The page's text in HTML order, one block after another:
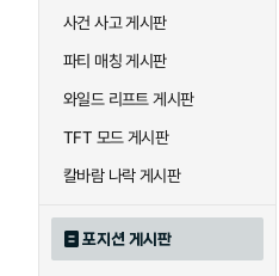
사건 사고 게시판
파티 매칭 게시판
와일드 리프트 게시판
TFT 모드 게시판
칼바람 나락 게시판
포지션 게시판